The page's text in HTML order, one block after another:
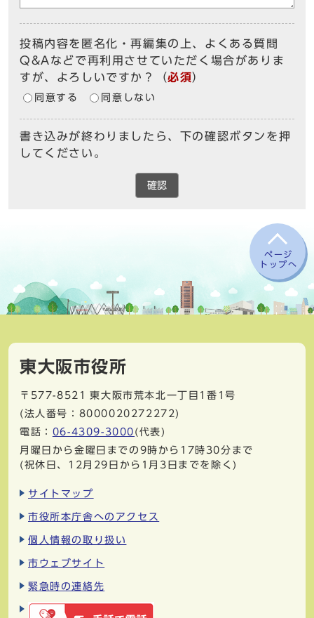
投稿内容を匿名化・再編集の上、よくある質問
Q&Aなどで再利用させていただく場合がありま
すが、よろしいですか？
（必須）
同意する 同意しない
書き込みが終わりましたら、下の確認ボタンを押
してください。
確認
ページ
トップへ
東大阪市役所
〒577-8521
東大阪市荒本北一丁目1番1号
(法人番号：8000020272272)
電話： 06-4309-3000 (代表)
月曜日から金曜日までの9時から17時30分まで
(祝休日、12月29日から1月3日までを除く)
サイトマップ
市役所本庁舎へのアクセス
個人情報の取り扱い
市ウェブサイト
緊急時の連絡先